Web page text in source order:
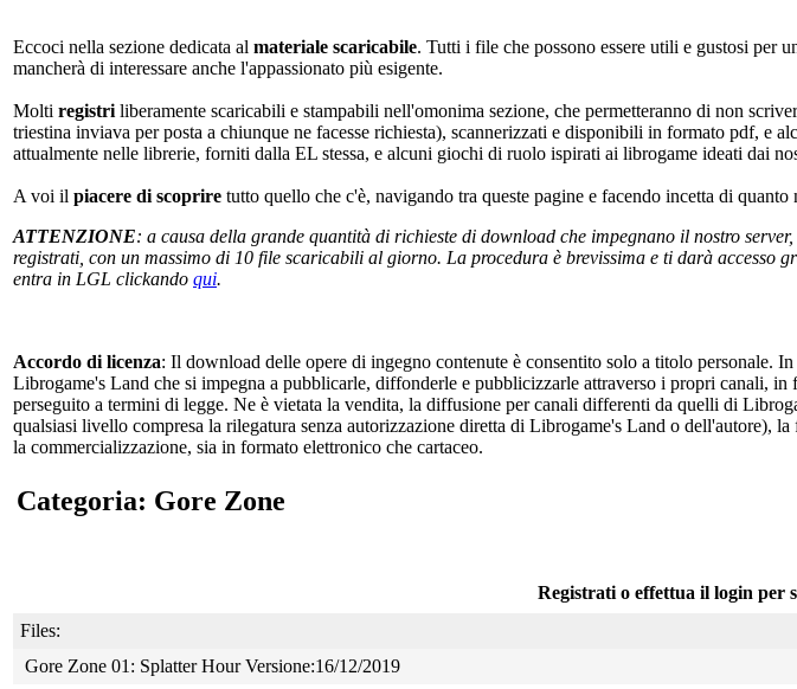
Eccoci nella sezione dedicata al materiale scaricabile. Tutti i file che possono essere utili e gustosi per
mancherà di interessare anche l'appassionato più esigente.
Molti registri liberamente scaricabili e stampabili nell'omonima sezione, che permetteranno di non
triestina inviava per posta a chiunque ne facesse richiesta), scannerizzati e disponibili in formato pdf, e
attualmente nelle librerie, forniti dalla EL stessa, e alcuni giochi di ruolo ispirati ai librogame ideati dai
A voi il piacere di scoprire tutto quello che c'è, navigando tra queste pagine e facendo incetta di
ATTENZIONE: a causa della grande quantità di richieste di download che impegnano il nostro
registrati, con un massimo di 10 file scaricabili al giorno. La procedura è brevissima e ti darà
entra in LGL clickando qui.
Accordo di licenza: Il download delle opere di ingegno contenute è consentito solo a titolo personale.
Librogame's Land che si impegna a pubblicarle, diffonderle e pubblicizzarle attraverso i propri canali,
perseguito a termini di legge. Ne è vietata la vendita, la diffusione per canali differenti da quelli di
qualsiasi livello compresa la rilegatura senza autorizzazione diretta di Librogame's Land o dell'autore),
la commercializzazione, sia in formato elettronico che cartaceo.
Categoria: Gore Zone
Registrati o effettua il login per
Files:
Gore Zone 01: Splatter Hour Versione:16/12/2019